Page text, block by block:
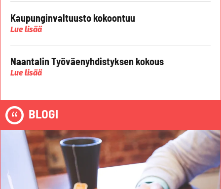
Kaupunginvaltuusto kokoontuu
Lue lisää
Naantalin Työväenyhdistyksen kokous
Lue lisää
BLOGI